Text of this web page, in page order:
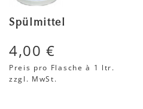
Spülmittel
4,00 €
Preis pro Flascheà 1 ltr.
zzgl. MwSt.